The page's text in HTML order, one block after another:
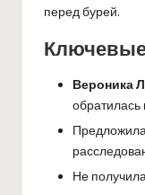
перед бурей.
Вероника
обратилась
Не